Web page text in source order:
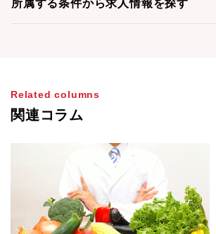
所属する条件から求人情報を探す
Related columns
関連コラム